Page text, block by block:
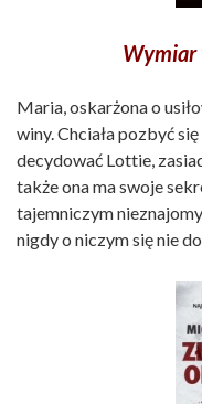
Wymiar
Maria, oskarżona o
winy. Chciała pozbyć
decydować Lottie,
także ona ma swoje
tajemniczym
nigdy o niczym się nie